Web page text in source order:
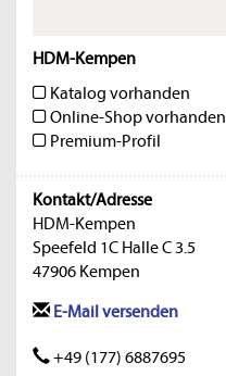
HDM-Kempen
Katalog vorhanden
Online-Shop vorhanden
Premium-Profil
Kontakt/Adresse
HDM-Kempen
Speefeld 1C Halle C 3.5
47906 Kempen
E-Mail versenden
+49 (177) 6887695